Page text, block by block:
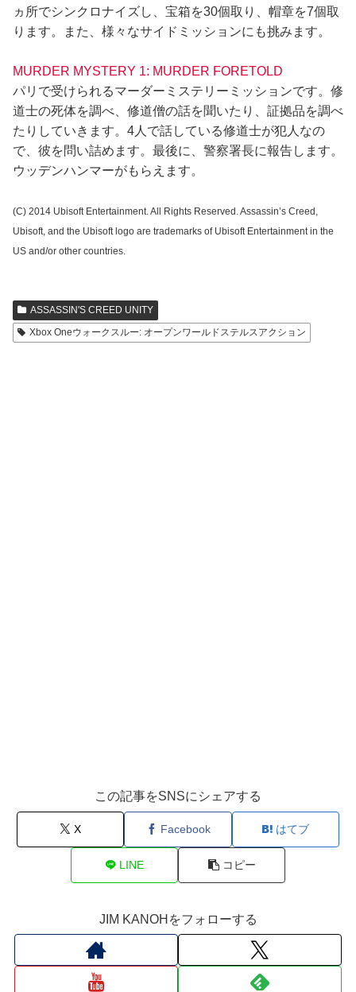
ヵ所でシンクロナイズし、宝箱を30個取り、帽章を7個取
ります。また、様々なサイドミッションにも挑みます。
MURDER MYSTERY 1: MURDER FORETOLD
パリで受けられるマーダーミステリーミッションです。修
道士の死体を調べ、修道僧の話を聞いたり、証拠品を調べ
たりしていきます。4人で話している修道士が犯人なの
で、彼を問い詰めます。最後に、警察署長に報告します。
ウッデンハンマーがもらえます。
(C) 2014 Ubisoft Entertainment. All Rights Reserved. Assassin’s Creed,
Ubisoft, and the Ubisoft logo are trademarks of Ubisoft Entertainment in the
US and/or other countries.
ASSASSIN'S CREED UNITY
Xbox Oneウォークスルー: オープンワールドステルスアクション
この記事をSNSにシェアする
X Facebook はてブ
LINE コピー
JIM KANOHをフォローする